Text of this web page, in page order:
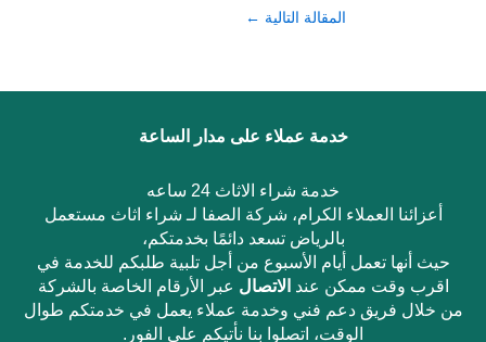
المقالة التالية ←
خدمة عملاء على مدار الساعة
خدمة شراء الاثاث 24 ساعه
أعزائنا العملاء الكرام، شركة الصفا لـ شراء اثاث مستعمل
بالرياض تسعد دائمًا بخدمتكم،
حيث أنها تعمل أيام الأسبوع من أجل تلبية طلبكم للخدمة في
اقرب وقت ممكن عندالاتصال عبر الأرقام الخاصة بالشركة
من خلال فريق دعم فني وخدمة عملاء يعمل في خدمتكم طوال
الوقت، اتصلوا بنا نأتيكم على الفور.